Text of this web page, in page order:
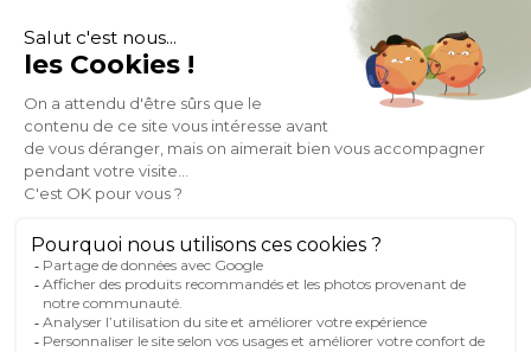
À PROPOS DE MILIBOO
AIDE & CONTACT